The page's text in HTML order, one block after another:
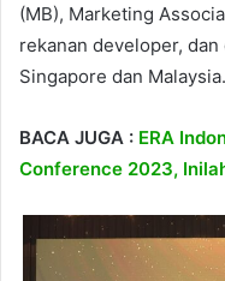
(MB), Marketing
rekanan developer,
Singapore dan Malaysia.
BACA JUGA : ERA
Conference 2023,